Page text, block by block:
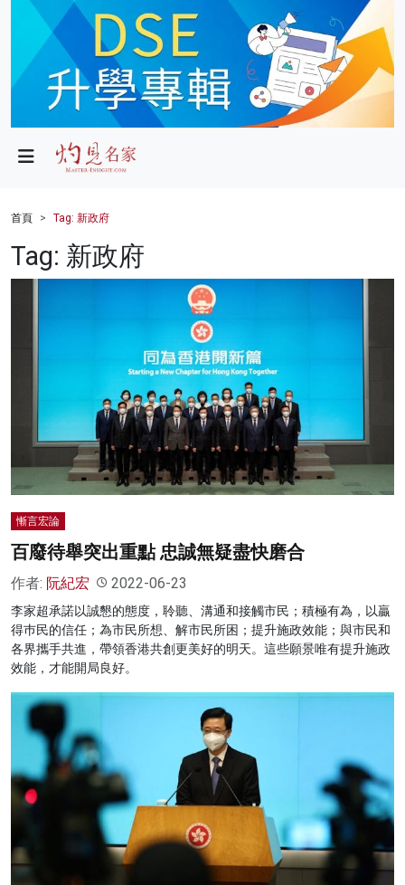
政局
財經
健康
科技
名家榜
灼見活動
首頁 Tag: 新政府
Tag: 新政府
慚言宏論
百廢待舉突出重點 忠誠無疑盡快磨合
作者: 阮紀宏 2022-06-23
李家超承諾以誠懇的態度，聆聽、溝通和接觸市民；積極有為，以贏
得巿民的信任；為市民所想、解市民所困；提升施政效能；與市民和
各界攜手共進，帶領香港共創更美好的明天。這些願景唯有提升施政
效能，才能開局良好。